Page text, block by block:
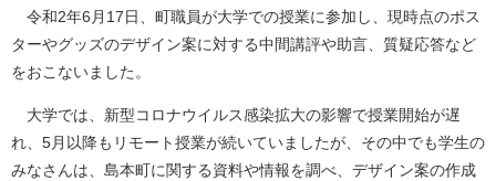
令和2年6月17日、町職員が大学での授業に参加し、現時点のポス
ターやグッズのデザイン案に対する中間講評や助言、質疑応答など
をおこないました。
大学では、新型コロナウイルス感染拡大の影響で授業開始が遅
れ、5月以降もリモート授業が続いていましたが、その中でも学生の
みなさんは、島本町に関する資料や情報を調べ、デザイン案の作成